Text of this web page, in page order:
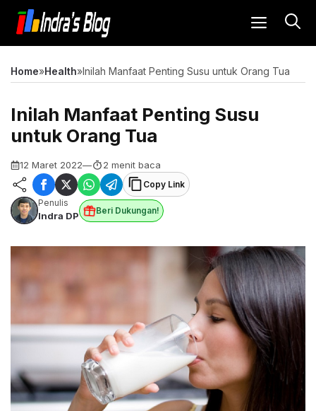
Langsung
isi
MENU
Home»Health»Inilah Manfaat Penting Susu untuk Orang Tua
Inilah Manfaat Penting Susu
untuk Orang Tua
12 Maret 2022— 2 menit baca
Copy Link
Penulis
Indra DP Beri Dukungan!